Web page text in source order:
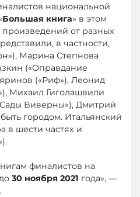
национальной
Большая книга» в этом
от разных
в частности,
Марина Степнова
(«Оправдание
(«Риф»), Леонид
Михаил Гиголашвили
Виверны»), Дмитрий
городом. Итальянский
в шести частях и
финалистов на
30 ноября 2021 года», —